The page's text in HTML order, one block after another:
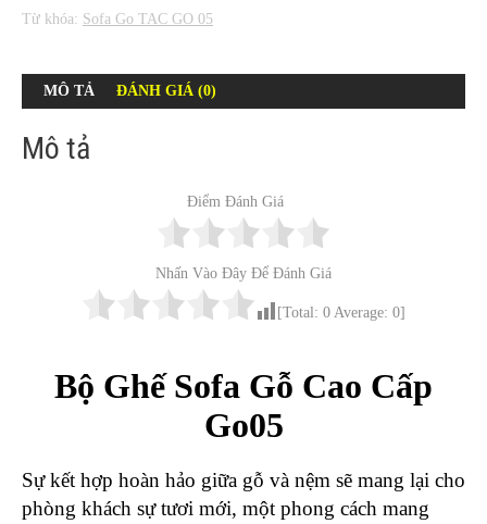
Từ khóa: Sofa Go TAC GO 05
MÔ TẢ ĐÁNH GIÁ (0)
Mô tả
Điểm Đánh Giá
Nhấn Vào Đây Để Đánh Giá
[Total: 0 Average: 0]
Bộ Ghế Sofa Gỗ Cao Cấp
Go05
Sự kết hợp hoàn hảo giữa gỗ và nệm sẽ mang lại cho
phòng khách sự tươi mới, một phong cách mang